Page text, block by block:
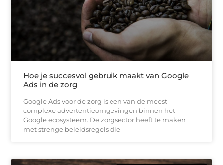
Hoe je succesvol gebruik maakt van Google
Ads in de zorg
Google Ads voor de zorg is een van de meest
complexe advertentieomgevingen binnen het
Google ecosysteem. De zorgsector heeft te maken
met strenge beleidsregels die